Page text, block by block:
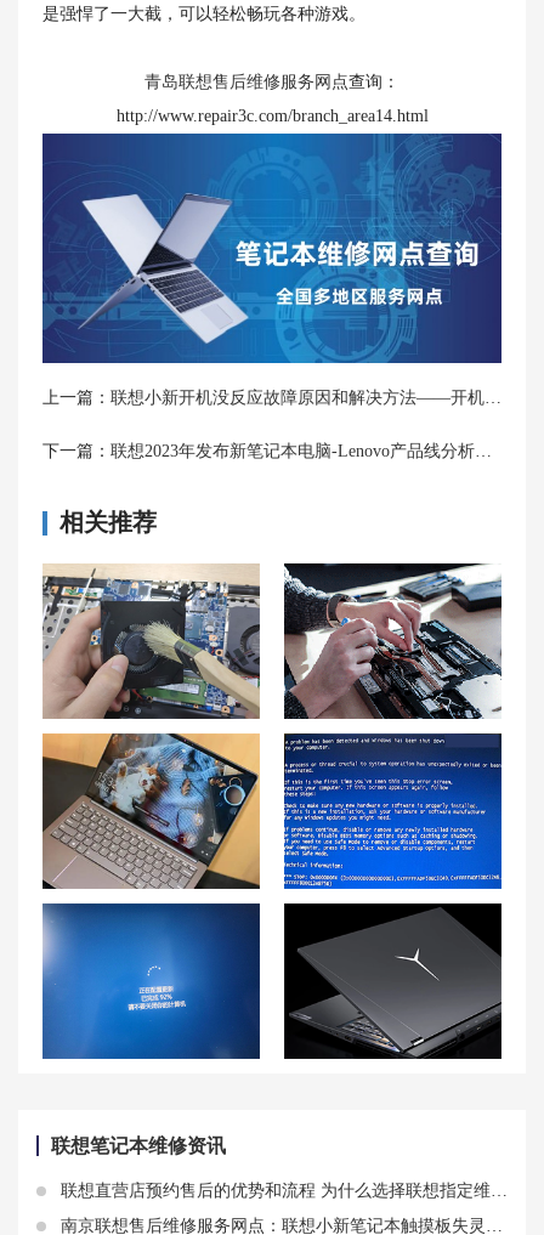
是强悍了一大截，可以轻松畅玩各种游戏。
青岛联想售后维修服务网点查询：
http://www.repair3c.com/branch_area14.html
上一篇： 联想小新开机没反应故障原因和解决方法——开机电源指示灯不亮
下一篇： 联想2023年发布新笔记本电脑-Lenovo产品线分析与推荐选购
相关推荐
联想游戏本G5000硅脂更换步骤与注意事项 沈阳联想笔记本售后维修点地址查询-沈阳联想Lenovo售后电话
联想小新Pro13性能模式及切换方法详解 蓝屏如何修复？蓝屏代码0x000000f4故障解决办法
联想笔记本维修资讯
联想直营店预约售后的优势和流程 为什么选择联想指定维修更安全更省心
南京联想售后维修服务网点：联想小新笔记本触摸板失灵怎么办